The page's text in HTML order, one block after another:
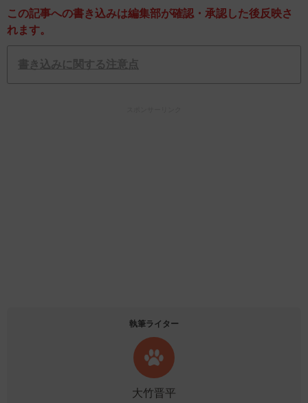
この記事への書き込みは編集部が確認・承認した後反映さ
れます。
書き込みに関する注意点
執筆ライター
大竹晋平